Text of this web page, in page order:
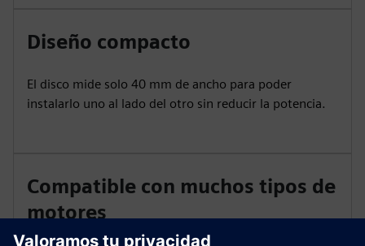
Diseño compacto
El disco mide solo 40 mm de ancho para poder
instalarlo uno al lado del otro sin reducir la potencia.
Compatible con muchos tipos de
motores